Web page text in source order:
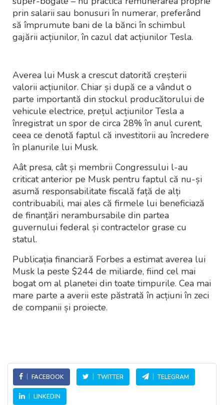
prin salarii sau bonusuri în numerar, preferând
să împrumute bani de la bănci în schimbul
gajării acțiunilor, în cazul dat acțiunilor Tesla.
Averea lui Musk a crescut datorită creșterii
valorii acțiunilor. Chiar și după ce a vândut o
parte importantă din stockul producătorului de
vehicule electrice, prețul acțiunilor Tesla a
înregistrat un spor de circa 28% în anul curent,
ceea ce denotă faptul că investitorii au încredere
în planurile lui Musk.
Aât presa, cât și membrii Congressului l-au
criticat anterior pe Musk pentru faptul că nu-și
asumă responsabilitate fiscală față de alți
contribuabili, mai ales că firmele lui beneficiază
de finanțări nerambursabile din partea
guvernului federal și contractelor grase cu
statul.
Publicația financiară Forbes a estimat averea lui
Musk la peste $244 de miliarde, fiind cel mai
bogat om al planetei din toate timpurile. Cea mai
mare parte a averii este păstrată în acțiuni în zeci
de companii și proiecte.
FACEBOOK TWITTER TELEGRAM
LINKEDIN